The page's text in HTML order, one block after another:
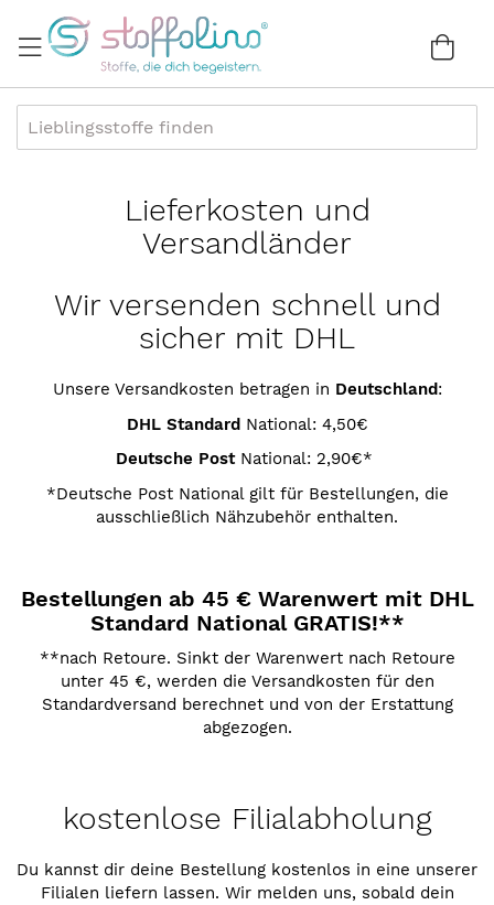
zum
Inhalt
Lieferkosten und
Versandländer
Wir versenden schnell und
sicher mit DHL
Unsere Versandkosten betragen in Deutschland:
DHL StandardNational: 4,50€
Deutsche PostNational: 2,90€*
*Deutsche Post National gilt für Bestellungen, die
ausschließlich Nähzubehör enthalten.
Bestellungen ab 45 € Warenwert mit DHL
Standard National GRATIS!**
**nach Retoure. Sinkt der Warenwert nach Retoure
unter 45 €, werden die Versandkosten für den
Standardversand berechnet und von der Erstattung
abgezogen.
kostenlose Filialabholung
Du kannst dir deine Bestellung kostenlos in eine unserer
Filialen liefern lassen. Wir melden uns, sobald dein